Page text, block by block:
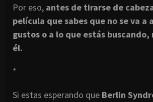
Por eso, antes de tirarse de
película que sabes que no se va a
gustos o a lo que estás buscando,
él.
*
Si estas esperando que Berlin